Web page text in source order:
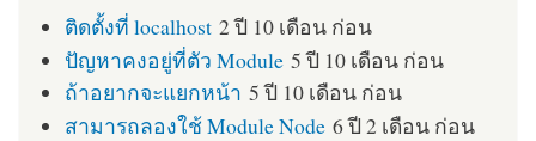
ติดตั้งที่ localhost 2 ปี 10 เดือน ก่อน
ปัญหาคงอยู่ที่ตัว Module 5 ปี 10 เดือน ก่อน
ถ้าอยากจะแยกหน้า 5 ปี 10 เดือน ก่อน
สามารถลองใช้ Module Node 6 ปี 2 เดือน ก่อน